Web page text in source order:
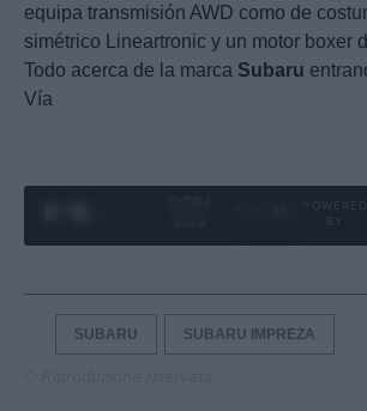
equipa transmisión AWD como de
simétrico Lineartronic y un motor boxer
Todo acerca de la marca Subaru
Vía
0:29 /
SUBARU SUBARU IMPREZA